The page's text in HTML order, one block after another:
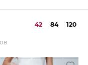
42 84 120